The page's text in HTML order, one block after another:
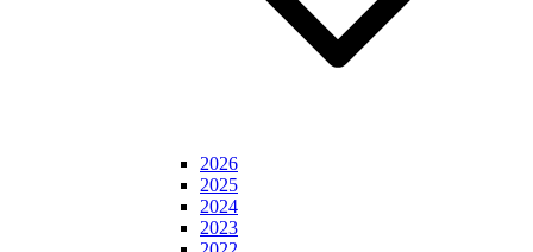
2026
2025
2024
2023